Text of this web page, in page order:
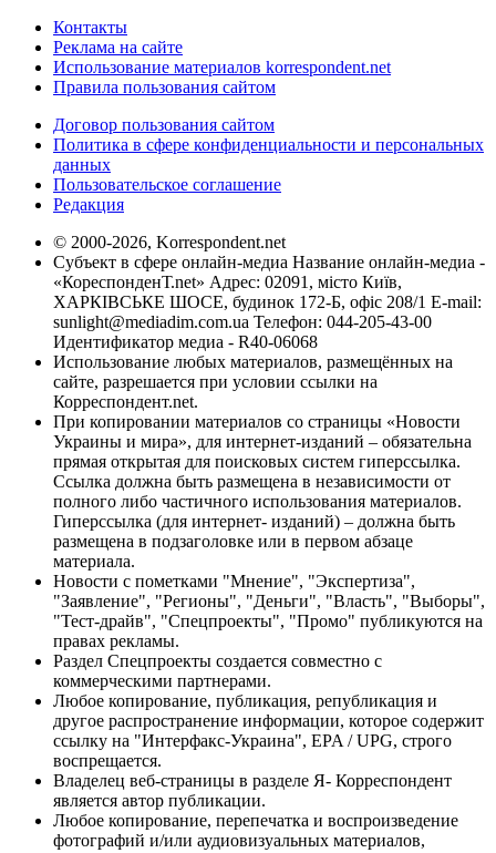
Контакты
Реклама на сайте
Использование материалов korrespondent.net
Правила пользования сайтом
Договор пользования сайтом
Политика в сфере конфиденциальности и персональных
данных
Пользовательское соглашение
Редакция
© 2000-2026, Korrespondent.net
Субъект в сфере онлайн-медиа Название онлайн-медиа -
«КореспонденТ.net» Адрес: 02091, місто Київ,
ХАРКІВСЬКЕ ШОСЕ, будинок 172-Б, офіс 208/1 E-mail:
sunlight@mediadim.com.ua Телефон: 044-205-43-00
Идентификатор медиа - R40-06068
Использование любых материалов, размещённых на
сайте, разрешается при условии ссылки на
Корреспондент.net.
При копировании материалов со страницы «Новости
Украины и мира», для интернет-изданий – обязательна
прямая открытая для поисковых систем гиперссылка.
Ссылка должна быть размещена в независимости от
полного либо частичного использования материалов.
Гиперссылка (для интернет- изданий) – должна быть
размещена в подзаголовке или в первом абзаце
материала.
Новости с пометками "Мнение", "Экспертиза",
"Заявление", "Регионы", "Деньги", "Власть", "Выборы",
"Тест-драйв", "Спецпроекты", "Промо" публикуются на
правах рекламы.
Раздел Спецпроекты создается совместно с
коммерческими партнерами.
Любое копирование, публикация, републикация и
другое распространение информации, которое содержит
ссылку на "Интерфакс-Украина", EPA / UPG, строго
воспрещается.
Владелец веб-страницы в разделе Я- Корреспондент
является автор публикации.
Любое копирование, перепечатка и воспроизведение
фотографий и/или аудиовизуальных материалов,